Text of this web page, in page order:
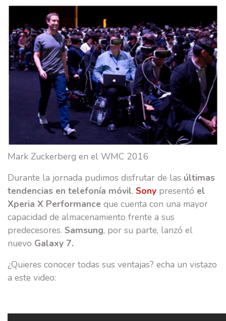
Mark Zuckerberg en el WMC 2016
Durante la jornada pudimos disfrutar de las últimas
tendencias en telefonía móvil. Sony presentó el
Xperia X Performance que cuenta con una mayor
capacidad de almacenamiento frente a sus
predecesores. Samsung, por su parte, lanzó el
nuevo Galaxy 7.
¿Quieres conocer todas sus ventajas? echa un vistazo
a este video: